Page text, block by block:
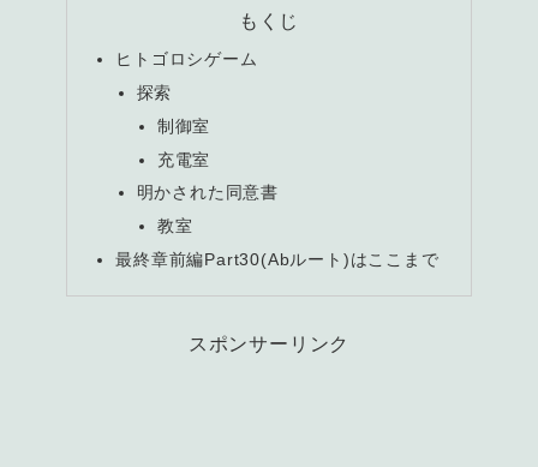
もくじ
ヒトゴロシゲーム
探索
制御室
充電室
明かされた同意書
教室
最終章前編Part30(Abルート)はここまで
スポンサーリンク